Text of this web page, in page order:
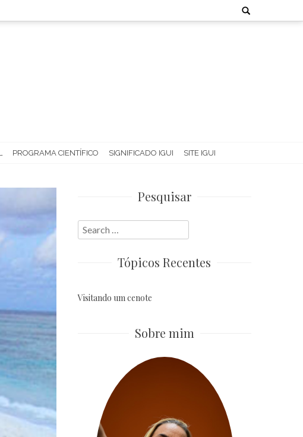
Search
for:
PROGRAMA CIENTÍFICO SIGNIFICADO IGUI SITE IGUI
Pesquisar
Search
for:
Tópicos Recentes
Visitando um cenote
Sobre mim